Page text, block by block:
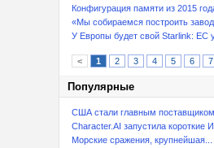
Конфигурация памяти из 2015
«Мы собираемся построить
У Европы будет свой Starlink: ЕС
< 1 2 3 4 5 6 7
Популярные
США стали главным
Character.AI запустила короткие
Морские сражения, крупнейшая...